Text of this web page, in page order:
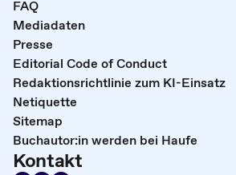
FAQ
Mediadaten
Presse
Editorial Code of Conduct
Redaktionsrichtlinie zum KI-Einsatz
Netiquette
Sitemap
Buchautor:in werden bei Haufe
Kontakt